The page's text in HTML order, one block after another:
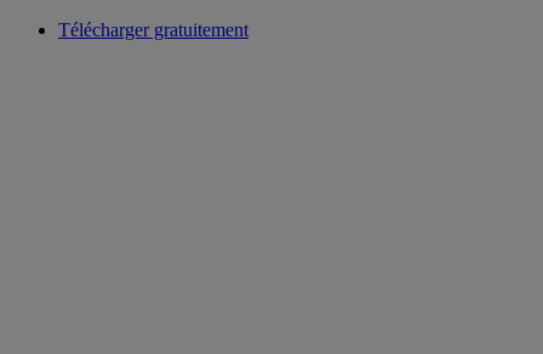
Télécharger gratuitement